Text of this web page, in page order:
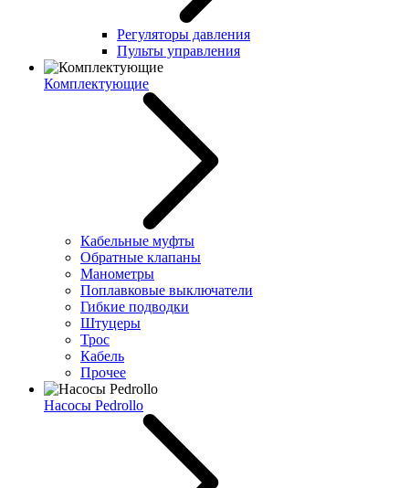
Регуляторы давления
Пульты управления
Комплектующие
Кабельные муфты
Обратные клапаны
Манометры
Поплавковые выключатели
Гибкие подводки
Штуцеры
Трос
Кабель
Прочее
Насосы Pedrollo